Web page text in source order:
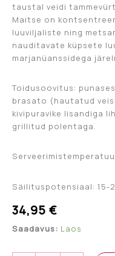
taustal veidi
Maitse on
luuviljaliste ning
nauditavate küpsete
marjanüanssidega
Toidusoovitus:
brasato (hautatud
kivipuravike lisandiga
grillitud polentaga.
Säilituspotensiaal: 15-
34,95 €
Saadavus: Laos